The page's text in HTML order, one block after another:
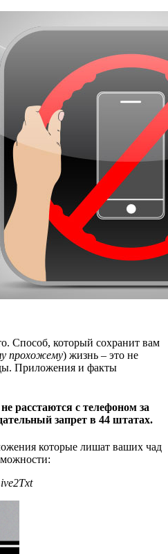
Способ, который сохранит вам
прохожему) жизнь – это не
Приложения и факты
расстаются с телефоном за
запрет в 44 штатах.
которые лишат ваших чад